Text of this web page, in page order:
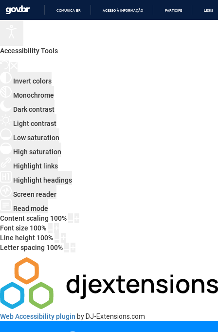
COMUNICA BR ACESSO À INFORMAÇÃO PARTICIPE
Accessibility Tools
Invert colors
Monochrome
Dark contrast
Light contrast
Low saturation
High saturation
Highlight links
Highlight headings
Screen reader
Read mode
Content scaling 100%
Font size 100%
Line height 100%
Letter spacing 100%
Web Accessibility plugin by DJ-Extensions.com